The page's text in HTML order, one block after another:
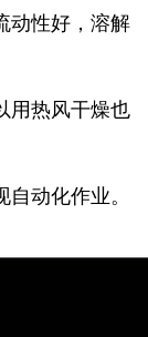
动性好，溶解
用热风干燥也
动化作业。